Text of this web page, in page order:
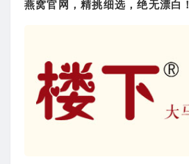
燕窝官网，精挑细选，绝无漂白！